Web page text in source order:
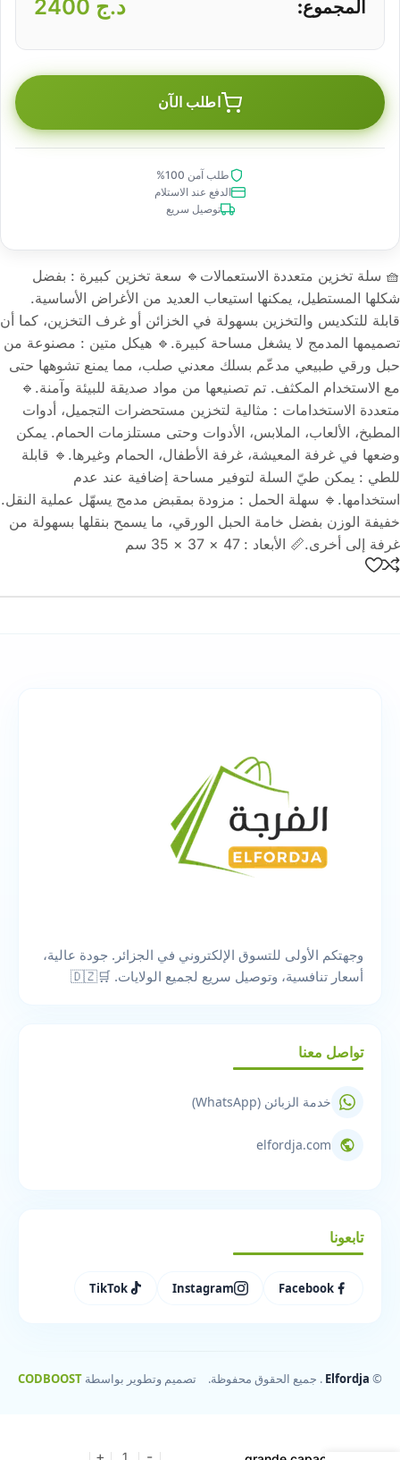
المجموع: د.ج
اطلب الآن
طلب آمن 100%
الدفع عند الاستلام
توصيل سريع
🧺 سلة تخزين متعددة الاستعمالات🔹 سعة تخزين كبيرة : بفضل
شكلها المستطيل، يمكنها استيعاب العديد من الأغراض الأساسية.
قابلة للتكديس والتخزين بسهولة في الخزائن أو غرف التخزين، كما أن
تصميمها المدمج لا يشغل مساحة كبيرة.🔹 هيكل متين : مصنوعة من
حبل ورقي طبيعي مدعّم بسلك معدني صلب، مما يمنع تشوهها حتى
مع الاستخدام المكثف. تم تصنيعها من مواد صديقة للبيئة وآمنة.🔹
متعددة الاستخدامات : مثالية لتخزين مستحضرات التجميل، أدوات
المطبخ، الألعاب، الملابس، الأدوات وحتى مستلزمات الحمام. يمكن
وضعها في غرفة المعيشة، غرفة الأطفال، الحمام وغيرها.🔹 قابلة
للطي : يمكن طيّ السلة لتوفير مساحة إضافية عند عدم
استخدامها.🔹 سهلة الحمل : مزودة بمقبض مدمج يسهّل عملية النقل.
خفيفة الوزن بفضل خامة الحبل الورقي، ما يسمح بنقلها بسهولة من
غرفة إلى أخرى.📏 الأبعاد : 47 × 37 × 35 سم
وجهتكم الأولى للتسوق الإلكتروني في الجزائر. جودة عالية،
أسعار تنافسية، وتوصيل سريع لجميع الولايات. 🛒🇩🇿
تواصل معنا
خدمة الزبائن (WhatsApp)
elfordja.com
تابعونا
Facebook
Instagram
TikTok
©
Elfordja . جميع الحقوق محفوظة. تصميم وتطوير بواسطة CODBOOST